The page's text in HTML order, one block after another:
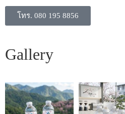
โทร. 080 195 8856
Gallery